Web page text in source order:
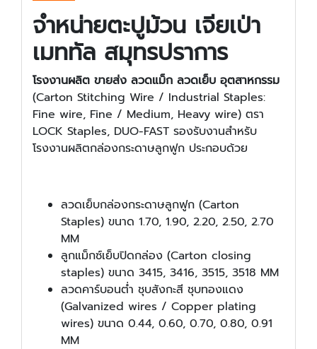
จำหน่ายตะปูม้วน เจียเป่า
เมททัล สมุทรปราการ
โรงงานผลิต ขายส่ง ลวดแม็ก ลวดเย็บ อุตสาหกรรม
(Carton Stitching Wire / Industrial Staples:
Fine wire, Fine / Medium, Heavy wire) ตรา
LOCK Staples, DUO-FAST รองรับงานสำหรับ
โรงงานผลิตกล่องกระดาษลูกฟูก ประกอบด้วย
ลวดเย็บกล่องกระดาษลูกฟูก (Carton
Staples) ขนาด 1.70, 1.90, 2.20, 2.50, 2.70
MM
ลูกแม็กซ์เย็บปิดกล่อง (Carton closing
staples) ขนาด 3415, 3416, 3515, 3518 MM
ลวดคาร์บอนต่ำ ชุบสังกะสี ชุบทองแดง
(Galvanized wires / Copper plating
wires) ขนาด 0.44, 0.60, 0.70, 0.80, 0.91
MM